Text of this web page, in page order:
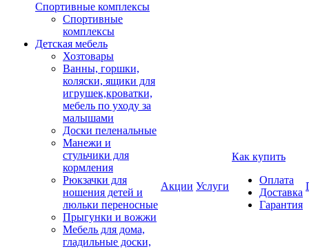
Спортивные комплексы
Спортивные
комплексы
Детская мебель
Хозтовары
Ванны, горшки,
коляски, ящики для
игрушек,кроватки,
мебель по уходу за
малышами
Доски пеленальные
Манежи и
стульчики для
кормления
Рюкзачки для
ношения детей и
люльки переносные
Прыгунки и вожжи
Мебель для дома,
гладильные доски,
Акции Услуги
Как купить
Оплата
Доставка
Гарантия